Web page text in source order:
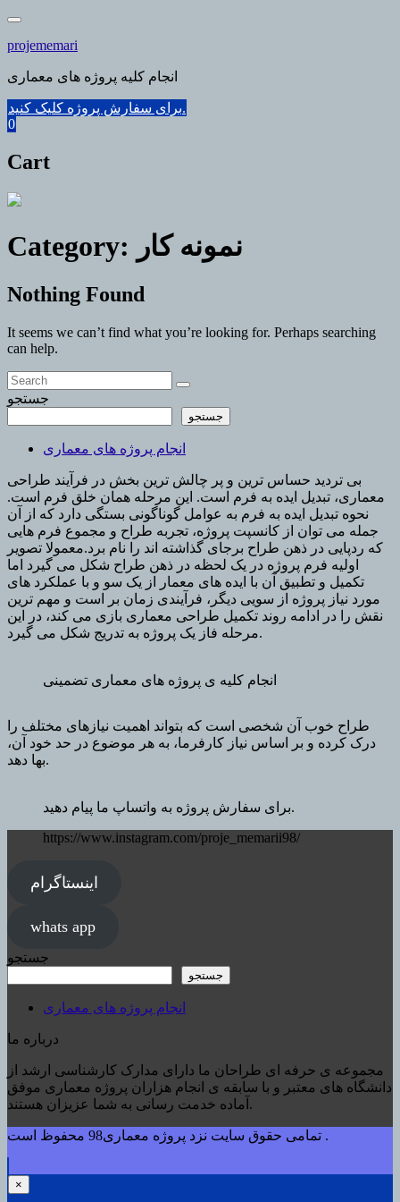
Skip
content
projememari
انجام کلیه پروژه های معماری
برای سفارش پروژه کلیک کنید.
0
Cart
Category: نمونه کار
Nothing Found
It seems we can’t find what you’re looking for. Perhaps searching
can help.
جستجو
جستجو
انجام پروژه های معماری
بی تردید حساس ترین و پر چالش ترین بخش در فرآیند طراحی
معماری، تبدیل ایده به فرم است. این مرحله همان خلق فرم است.
نحوه تبدیل ایده به فرم به عوامل گوناگونی بستگی دارد که از آن
جمله می توان از کانسپت پروژه، تجربه طراح و مجموع فرم هایی
که ردپایی در ذهن طراح برجای گذاشته اند را نام برد.معمولا تصویر
اولیه فرم پروژه در یک لحظه در ذهن طراح شکل می گیرد اما
تکمیل و تطبیق آن با ایده های معمار از یک سو و با عملکرد های
مورد نیاز پروژه از سویی دیگر، فرآیندی زمان بر است و مهم ترین
نقش را در ادامه روند تکمیل طراحی معماری بازی می کند، در این
مرحله فاز یک پروژه به تدریج شکل می گیرد.
انجام کلیه ی پروژه های معماری تضمینی
طراح خوب آن شخصی است که بتواند اهمیت نیازهای مختلف را
درک کرده و بر اساس نیاز کارفرما، به هر موضوع در حد خود آن،
بها دهد.
برای سفارش پروژه به واتساپ ما پیام دهید.
https://www.instagram.com/proje_memarii98/
اینستاگرام
whats app
جستجو
جستجو
انجام پروژه های معماری
درباره ما
مجموعه ی حرفه ای طراحان ما دارای مدارک کارشناسی ارشد از
دانشگاه های معتبر و با سابقه ی انجام هزاران پروژه معماری موفق
آماده خدمت رسانی به شما عزیزان هستند.
تمامی حقوق سایت نزد پروژه معماری98 محفوظ است .
×